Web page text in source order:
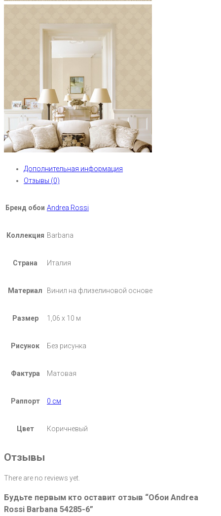
Дополнительная информация
Отзывы (0)
Бренд обои Andrea Rossi
Коллекция Barbana
Страна Италия
Материал Винил на флизелиновой основе
Размер 1,06 х 10 м
Рисунок Без рисунка
Фактура Матовая
Раппорт 0 см
Цвет Коричневый
Отзывы
There are no reviews yet.
Будьте первым кто оставит отзыв “Обои Andrea
Rossi Barbana 54285-6”